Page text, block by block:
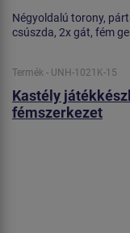
Négyoldalú torony,
csúszda, 2x gát, fém
Termék - UNH-1021K-15
Kastély
fémszerkezet